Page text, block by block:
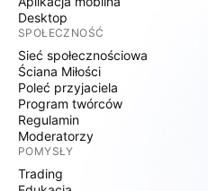
Desktop
SPOŁECZNOŚĆ
Sieć społecznościowa
Ściana Miłości
Poleć przyjaciela
Program twórców
Regulamin
Moderatorzy
POMYSŁY
Trading